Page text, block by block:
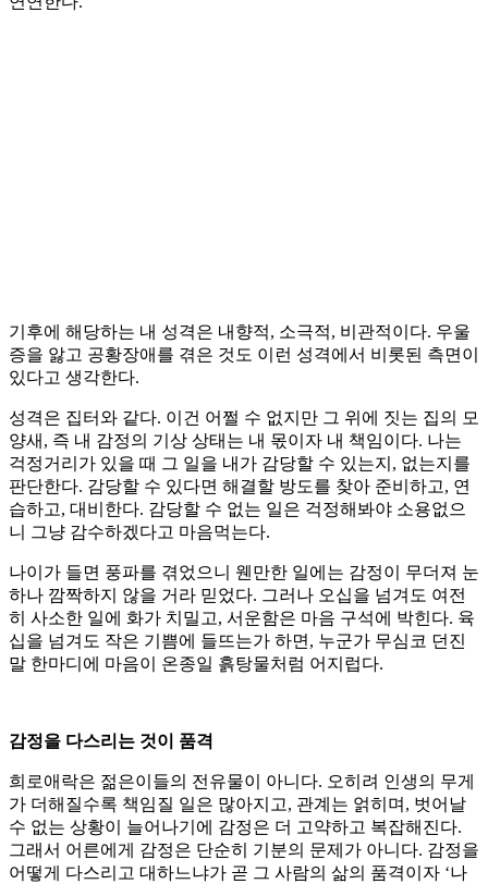
기후에 해당하는 내 성격은 내향적, 소극적, 비관적이다. 우울
증을 앓고 공황장애를 겪은 것도 이런 성격에서 비롯된 측면이
있다고 생각한다.
성격은 집터와 같다. 이건 어쩔 수 없지만 그 위에 짓는 집의 모
양새, 즉 내 감정의 기상 상태는 내 몫이자 내 책임이다. 나는
걱정거리가 있을 때 그 일을 내가 감당할 수 있는지, 없는지를
판단한다. 감당할 수 있다면 해결할 방도를 찾아 준비하고, 연
습하고, 대비한다. 감당할 수 없는 일은 걱정해봐야 소용없으
니 그냥 감수하겠다고 마음먹는다.
나이가 들면 풍파를 겪었으니 웬만한 일에는 감정이 무더져 눈
하나 깜짝하지 않을 거라 믿었다. 그러나 오십을 넘겨도 여전
히 사소한 일에 화가 치밀고, 서운함은 마음 구석에 박힌다. 육
십을 넘겨도 작은 기쁨에 들뜨는가 하면, 누군가 무심코 던진
말 한마디에 마음이 온종일 흙탕물처럼 어지럽다.
감정을 다스리는 것이 품격
희로애락은 젊은이들의 전유물이 아니다. 오히려 인생의 무게
가 더해질수록 책임질 일은 많아지고, 관계는 얽히며, 벗어날
수 없는 상황이 늘어나기에 감정은 더 고약하고 복잡해진다.
그래서 어른에게 감정은 단순히 기분의 문제가 아니다. 감정을
어떻게 다스리고 대하느냐가 곧 그 사람의 삶의 품격이자 ‘나